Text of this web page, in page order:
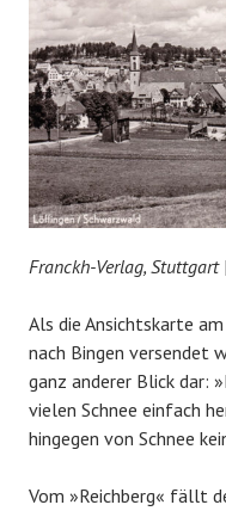
Franckh-Verlag, Stuttgart|
Als die Ansichtskarte
nach Bingen versendet
ganz anderer Blick dar:
vielen Schnee einfach
hingegen von Schnee
Vom »Reichberg« fällt